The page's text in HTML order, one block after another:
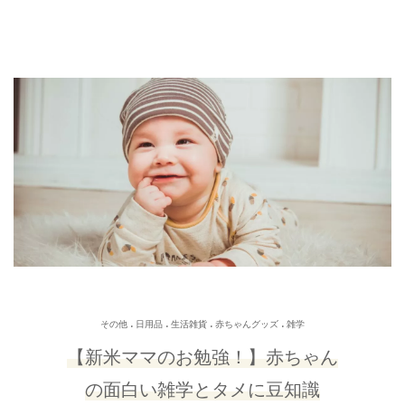
その他 . 日用品 . 生活雑貨 . 赤ちゃんグッズ . 雑学
【新米ママのお勉強！】赤ちゃん
の面白い雑学とタメに豆知識